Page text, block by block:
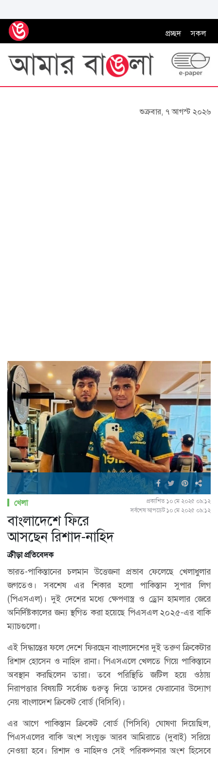
প্রচ্ছদ সকল
শুক্রবার, ৭ আগস্ট ২০২৬
খেলা
প্রকাশিত ১০ মে ২০২৫ ০৯:১২
সর্বশেষ আপডেট ১০ মে ২০২৫ ০৯:১২
বাংলাদেশে ফিরে
আসছেন রিশাদ-নাহিদ
ক্রীড়া প্রতিবেদক
ভারত-পাকিস্তানের চলমান উত্তেজনা প্রভাব ফেলেছে খেলাধুলার
জগতেও। সবশেষ এর শিকার হলো পাকিস্তান সুপার লিগ
(পিএসএল)। দুই দেশের মধ্যে ক্ষেপণাস্ত্র ও ড্রোন হামলার জেরে
অনির্দিষ্টকালের জন্য স্থগিত করা হয়েছে পিএসএল ২০২৫-এর বাকি
ম্যাচগুলো।
এই সিদ্ধান্তের ফলে দেশে ফিরছেন বাংলাদেশের দুই তরুণ ক্রিকেটার
রিশাদ হোসেন ও নাহিদ রানা। পিএসএলে খেলতে গিয়ে পাকিস্তানে
অবস্থান করছিলেন তারা। তবে পরিস্থিতি জটিল হয়ে ওঠায়
নিরাপত্তার বিষয়টি সর্বোচ্চ গুরুত্ব দিয়ে তাদের ফেরানোর উদ্যোগ
নেয় বাংলাদেশ ক্রিকেট বোর্ড (বিসিবি)।
এর আগে পাকিস্তান ক্রিকেট বোর্ড (পিসিবি) ঘোষণা দিয়েছিল,
পিএসএলের বাকি অংশ সংযুক্ত আরব আমিরাতে (দুবাই) সরিয়ে
নেওয়া হবে। রিশাদ ও নাহিদও সেই পরিকল্পনার অংশ হিসেবে